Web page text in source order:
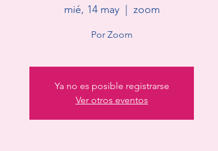
mié, 14 may
  |
zoom
Por Zoom
Ya no es posible registrarse
Ver otros eventos